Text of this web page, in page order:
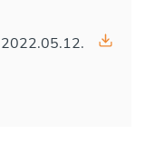
2022.05.12.